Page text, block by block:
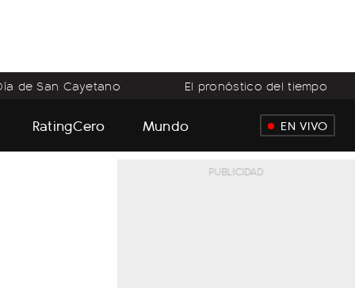
de San Cayetano El pronóstico del tiempo
RatingCero Mundo EN VIVO